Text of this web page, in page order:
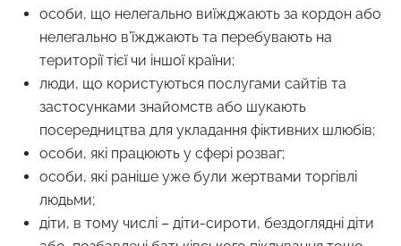
особи, що нелегально виїжджають за кордон або
нелегально в’їжджають та перебувають на
території тієї чи іншої країни;
люди, що користуються послугами сайтів та
застосунками знайомств або шукають
посередництва для укладання фіктивних шлюбів;
особи, які працюють у сфері розваг;
особи, які раніше уже були жертвами торгівлі
людьми;
діти, в тому числі – діти-сироти, бездоглядні діти